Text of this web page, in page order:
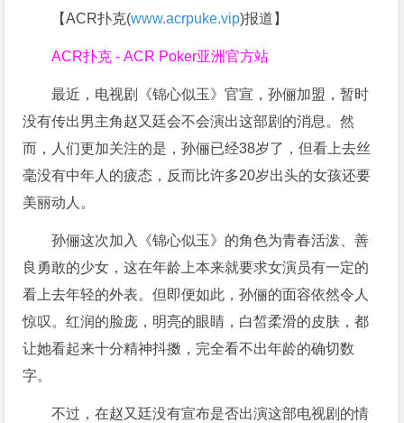
【ACR扑克(www.acrpuke.vip)报道】
ACR扑克 - ACR Poker亚洲官方站
最近，电视剧《锦心似玉》官宣，孙俪加盟，暂时
没有传出男主角赵又廷会不会演出这部剧的消息。然
而，人们更加关注的是，孙俪已经38岁了，但看上去丝
毫没有中年人的疲态，反而比许多20岁出头的女孩还要
美丽动人。
孙俪这次加入《锦心似玉》的角色为青春活泼、善
良勇敢的少女，这在年龄上本来就要求女演员有一定的
看上去年轻的外表。但即便如此，孙俪的面容依然令人
惊叹。红润的脸庞，明亮的眼睛，白皙柔滑的皮肤，都
让她看起来十分精神抖擞，完全看不出年龄的确切数
字。
不过，在赵又廷没有宣布是否出演这部电视剧的情